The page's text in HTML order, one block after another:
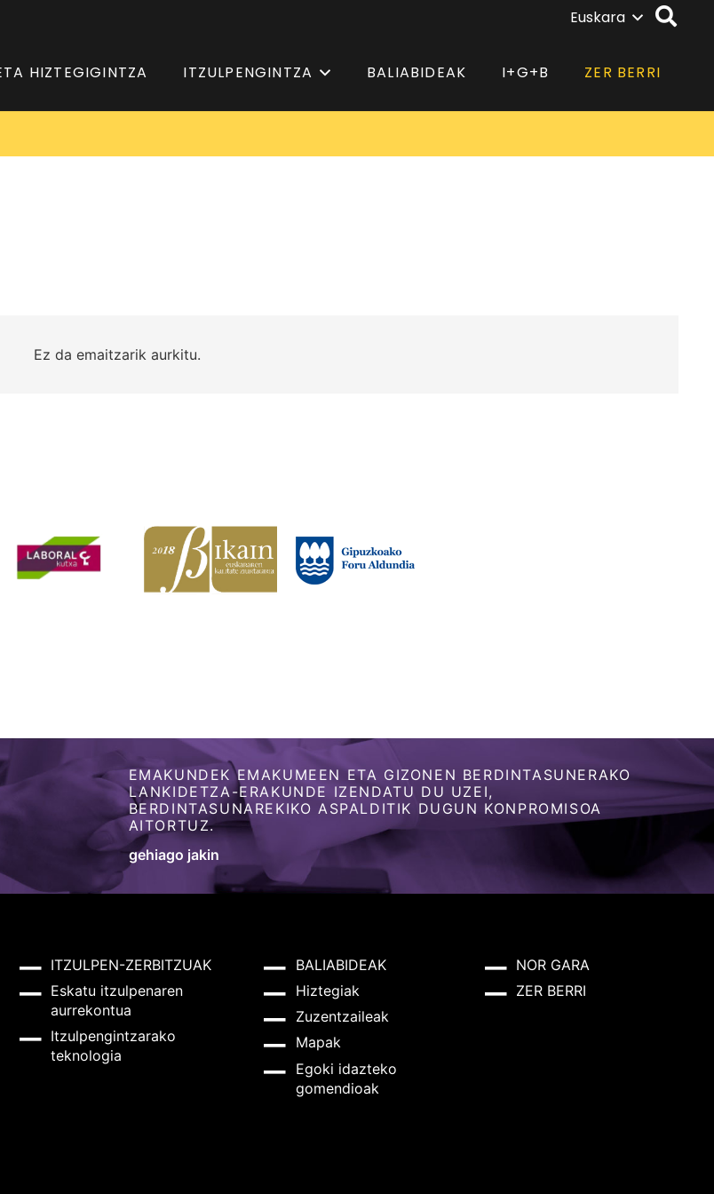
Euskara
HIZTEGIGINTZA ITZULPENGINTZA BALIABIDEAK I+G+B ZER BERRI
Ez da emaitzarik aurkitu.
EMAKUNDEK EMAKUMEEN ETA GIZONEN BERDINTASUNERAKO
LANKIDETZA-ERAKUNDE IZENDATU DU UZEI,
BERDINTASUNAREKIKO ASPALDITIK DUGUN KONPROMISOA
AITORTUZ.
gehiago jakin
ITZULPEN-ZERBITZUAK
Eskatu itzulpenaren
aurrekontua
Itzulpengintzarako
teknologia
BALIABIDEAK
Hiztegiak
Zuzentzaileak
Mapak
Egoki idazteko
gomendioak
NOR GARA
ZER BERRI